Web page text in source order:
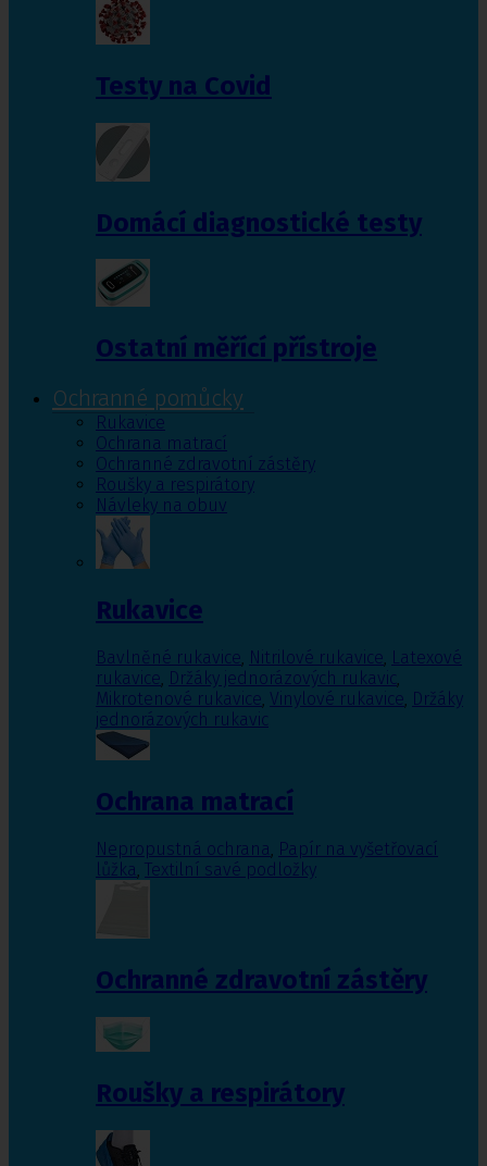
Testy na Covid
Domácí diagnostické testy
Ostatní měřící přístroje
Ochranné pomůcky
Rukavice
Ochrana matrací
Ochranné zdravotní zástěry
Roušky a respirátory
Návleky na obuv
Rukavice
Bavlněné rukavice, Nitrilové rukavice, Latexové
rukavice, Držáky jednorázových rukavic,
Mikrotenové rukavice, Vinylové rukavice, Držáky
jednorázových rukavic
Ochrana matrací
Nepropustná ochrana, Papír na vyšetřovací
lůžka, Textilní savé podložky
Ochranné zdravotní zástěry
Roušky a respirátory